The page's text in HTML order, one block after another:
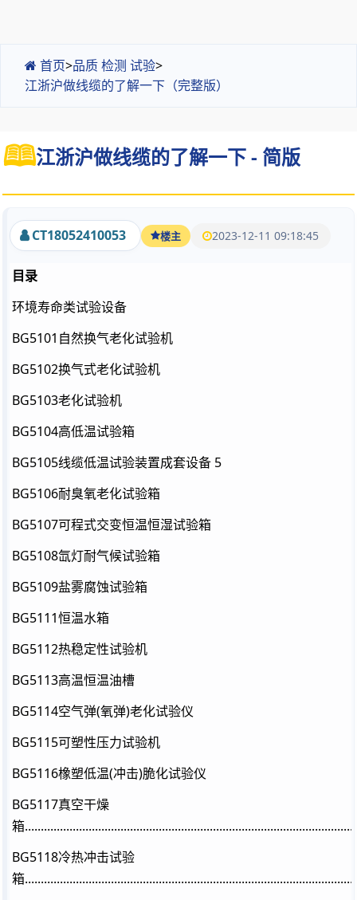
首页>品质 检测 试验>
江浙沪做线缆的了解一下（完整版）
江浙沪做线缆的了解一下 - 简版
CT18052410053 楼主 2023-12-11 09:18:45
目录
环境寿命类试验设备
BG5101自然换气老化试验机
BG5102换气式老化试验机
BG5103老化试验机
BG5104高低温试验箱
BG5105线缆低温试验装置成套设备 5
BG5106耐臭氧老化试验箱
BG5107可程式交变恒温恒湿试验箱
BG5108氙灯耐气候试验箱
BG5109盐雾腐蚀试验箱
BG5111恒温水箱
BG5112热稳定性试验机
BG5113高温恒温油槽
BG5114空气弹(氧弹)老化试验仪
BG5115可塑性压力试验机
BG5116橡塑低温(冲击)脆化试验仪
BG5117真空干燥
箱
BG5118冷热冲击试验
箱